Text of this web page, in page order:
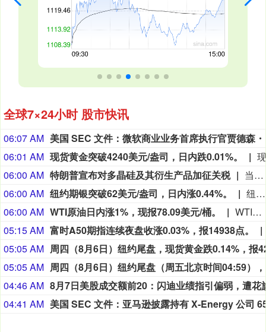
全球7×24小时 股市快讯
06:07 AM
06:01 AM 现货黄金突破4240美元/盎司，日内跌0.01%。
06:00 AM 特朗普宣布对多晶硅及其衍生产品加征关税
当地时间8月6日，美国总统特朗普签署行政令，依据《1962年贸易扩展法》第232条，对进口多晶硅及其衍生产品采取最低进口价格和额外关税措施，以支持美国国内多晶硅、半导体和太阳能供应链。公告规定，最低进口价格分别为：多晶硅每公斤21美元；多晶硅锭和晶圆每公斤100美元；太阳能电池每瓦0.22美元；太阳能组件每瓦0.38美元。同时，美国将对公告附件所列多晶硅锭及相关衍生产品加征15%的从价关税。相关措施将自2026年12月4日美国东部时间凌晨12时01分起生效。公告还授权商务部建立“回流美国”激励计划。企业如承诺在美国建设、翻新或扩建多晶硅、硅锭、晶圆或太阳能电池生产设施，并在2029年1月20日前开工，可申请部分进口设备和相关产品免缴第232条关税。（央视新闻）
06:00 AM 纽约期银突破62美元/盎司，日内涨0.44%。
纽约期银突破62美元/盎司，日内涨0.44%。
06:00 AM WTI原油日内涨1%，现报78.09美元/桶。
WTI原油日内涨1%，现报78.09美元/桶。
05:15 AM 富时A50期指连续夜盘收涨0.03%，报14938点。
05:05 AM
05:05 AM
04:46 AM
04:41 AM